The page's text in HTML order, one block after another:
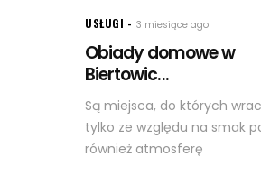
USŁUGI 3 miesiące ago
Obiady domowe w
Biertowic...
Są miejsca, do których
tylko ze względu na smak
również atmosferę